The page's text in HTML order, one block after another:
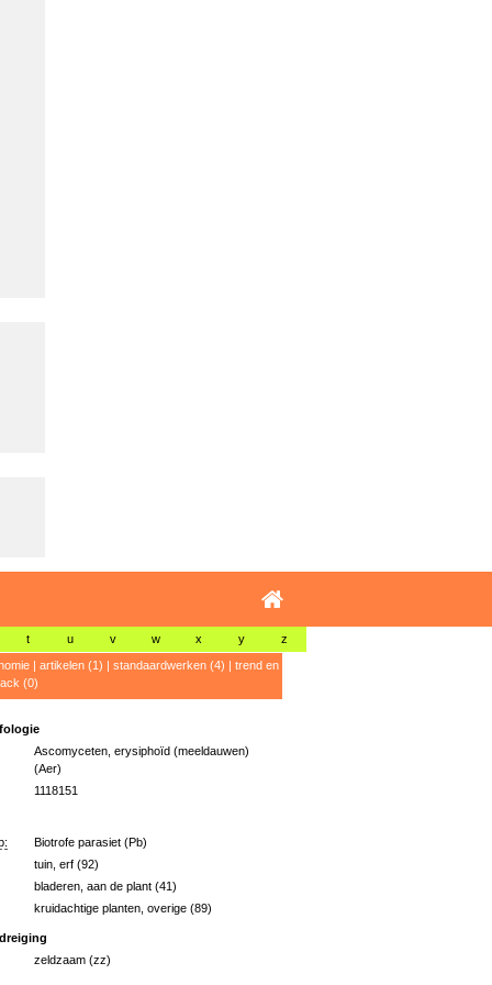
t u v w x y z
| artikelen (1) | standaardwerken (4) | trend en
(0)
Ascomyceten, erysiphoïd (meeldauwen)
(Aer)
1118151
Biotrofe parasiet (Pb)
tuin, erf (92)
bladeren, aan de plant (41)
kruidachtige planten, overige (89)
zeldzaam (zz)